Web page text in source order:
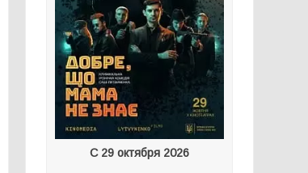
С 29 октября 2026